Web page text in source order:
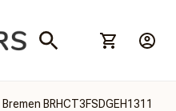
BRHCT3FSDGEH1311